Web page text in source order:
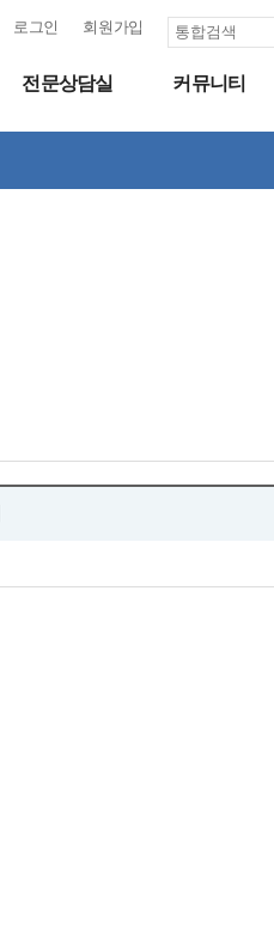
로그인 회원가입
전문상담실 커뮤니티